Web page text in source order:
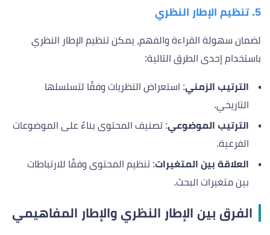
5. تنظيم الإطار النظري
لضمان سهولة القراءة والفهم، يمكن تنظيم الإطار النظري
باستخدام إحدى الطرق التالية:
الترتيب الزمني: استعراض النظريات وفقًا لتسلسلها
التاريخي.
الترتيب الموضوعي: تصنيف المحتوى بناءً على الموضوعات
الفرعية.
العلاقة بين المتغيرات: تنظيم المحتوى وفقًا للارتباطات
بين متغيرات البحث.
الفرق بين الإطار النظري والإطار المفاهيمي